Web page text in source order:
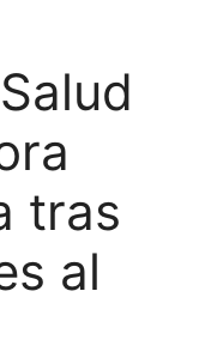
tras
al